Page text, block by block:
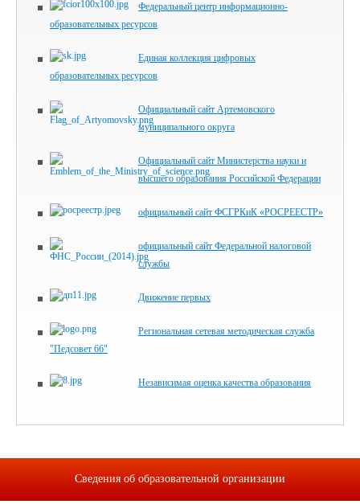
Федеральный центр информационно-
образовательных ресурсов
Единая коллекция цифровых
образовательных ресурсов
Официальный сайт Артемовского
муниципального округа
Официальный сайт Министерства науки и
высшего образования Российской Федерации
официальный сайт ФСГРКиК «РОСРЕЕСТР»
официальный сайт Федеральной налоговой
службы
Движение первых
Региональная сетевая методическая служба
"Педсовет 66"
Независимая оценка качества образования
Сведения об образовательной организации